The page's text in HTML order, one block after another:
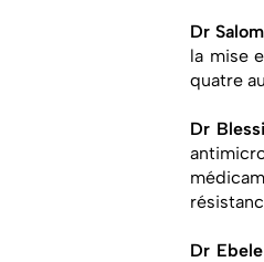
Dr
la mise
quatre
Dr
Dr